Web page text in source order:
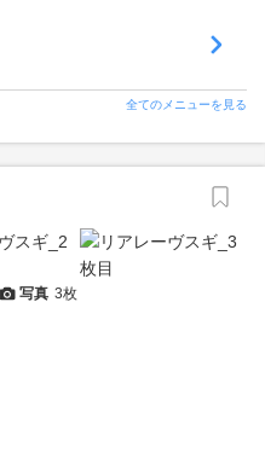
全てのメニューを見る
写真 3枚